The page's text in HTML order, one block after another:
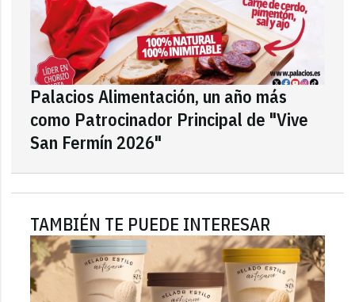
Palacios Alimentación, un año más
como Patrocinador Principal de "Vive
San Fermín 2026"
TAMBIÉN TE PUEDE INTERESAR